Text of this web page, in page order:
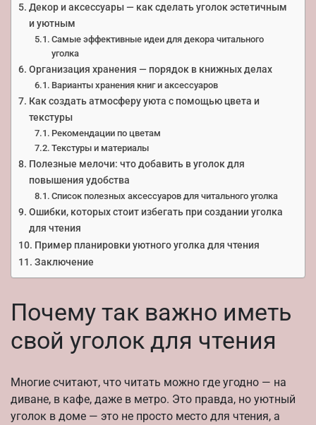
Декор и аксессуары — как сделать уголок эстетичным
и уютным
Самые эффективные идеи для декора читального
уголка
Организация хранения — порядок в книжных делах
Варианты хранения книг и аксессуаров
Как создать атмосферу уюта с помощью цвета и
текстуры
Рекомендации по цветам
Текстуры и материалы
Полезные мелочи: что добавить в уголок для
повышения удобства
Список полезных аксессуаров для читального уголка
Ошибки, которых стоит избегать при создании уголка
для чтения
Пример планировки уютного уголка для чтения
Заключение
Почему так важно иметь
свой уголок для чтения
Многие считают, что читать можно где угодно — на
диване, в кафе, даже в метро. Это правда, но уютный
уголок в доме — это не просто место для чтения, а